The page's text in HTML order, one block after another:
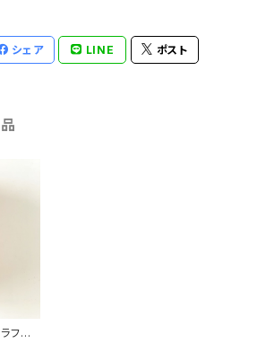
シェア LINE ポスト
フ